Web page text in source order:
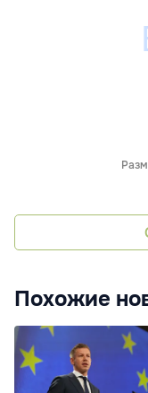
Похожие